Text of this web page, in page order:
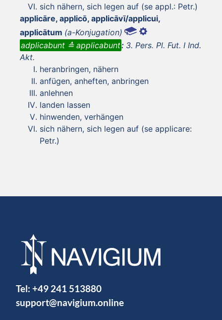
sich nähern, sich legen auf (se appl.: Petr.)
applicāre, applicō, applicāvī/applicui,
applicātum (a-Konjugation)
adplicabunt ≙ applicabunt: 3. Pers. Pl. Fut. I Ind.
Akt.
heranbringen, nähern
anfügen, anheften, anbringen
anlehnen
landen lassen
hinwenden, verhängen
sich nähern, sich legen auf (se applicare:
Petr.)
Tel: +49 241 513880
support@navigium.online